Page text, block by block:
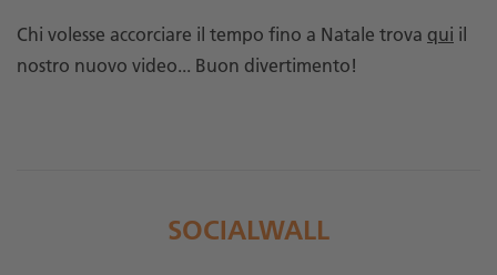
Chi volesse accorciare il tempo fino a Natale trova qui il
nostro nuovo video... Buon divertimento!
SOCIALWALL